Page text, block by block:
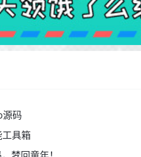
码
具箱